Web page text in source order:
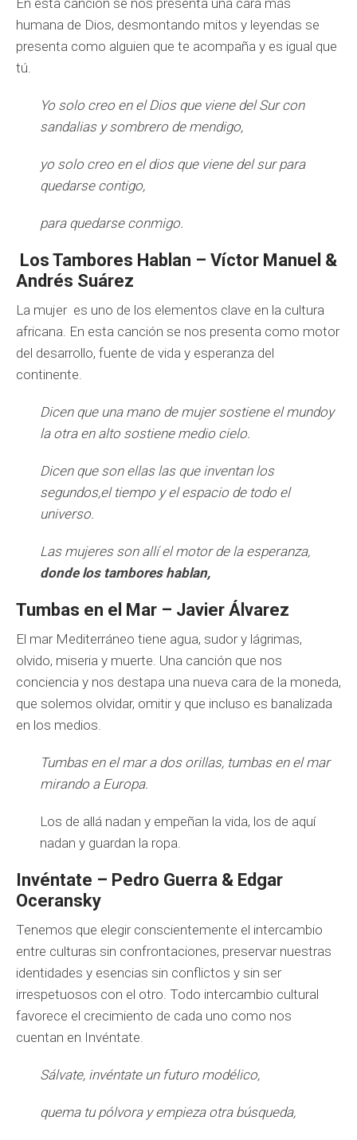
humana de Dios, desmontando mitos y leyendas se
presenta como alguien que te acompaña y es igual que
tú.
Yo solo creo en el Dios que viene del Sur con
sandalias y sombrero de mendigo,
yo solo creo en el dios que viene del sur para
quedarse contigo,
para quedarse conmigo.
Los Tambores Hablan – Víctor Manuel &
Andrés Suárez
La mujer es uno de los elementos clave en la cultura
africana. En esta canción se nos presenta como motor
del desarrollo, fuente de vida y esperanza del
continente.
Dicen que una mano de mujer sostiene el mundoy
la otra en alto sostiene medio cielo.
Dicen que son ellas las que inventan los
segundos,el tiempo y el espacio de todo el
universo.
Las mujeres son allí el motor de la esperanza,
donde los tambores hablan,
Tumbas en el Mar – Javier Álvarez
El mar Mediterráneo tiene agua, sudor y lágrimas,
olvido, miseria y muerte. Una canción que nos
conciencia y nos destapa una nueva cara de la moneda,
que solemos olvidar, omitir y que incluso es banalizada
en los medios.
Tumbas en el mar a dos orillas, tumbas en el mar
mirando a Europa.
Los de allá nadan y empeñan la vida, los de aquí
nadan y guardan la ropa.
Invéntate – Pedro Guerra & Edgar
Oceransky
Tenemos que elegir conscientemente el intercambio
entre culturas sin confrontaciones, preservar nuestras
identidades y esencias sin conflictos y sin ser
irrespetuosos con el otro. Todo intercambio cultural
favorece el crecimiento de cada uno como nos
cuentan en Invéntate.
Sálvate, invéntate un futuro modélico,
quema tu pólvora y empieza otra búsqueda,